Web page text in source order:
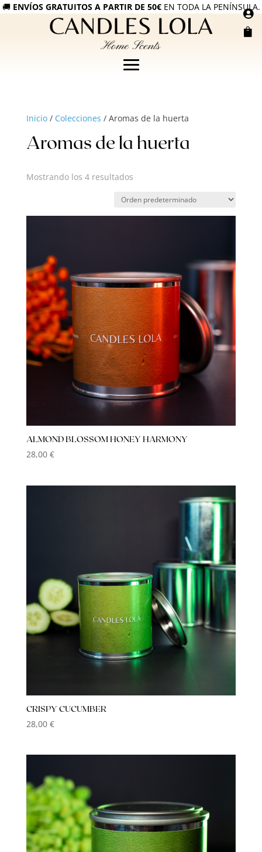
🚚 ENVÍOS GRATUITOS A PARTIR DE 50€EN TODA LA PENÍNSULA.


Inicio/ Colecciones / Aromas de la huerta
Aromas de la huerta
Mostrando los 4 resultados
ALMOND BLOSSOM HONEY HARMONY
28,00 €
CRISPY CUCUMBER
28,00 €